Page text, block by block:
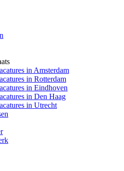
in Amsterdam
in Rotterdam
in Eindhoven
in Den Haag
in Utrecht